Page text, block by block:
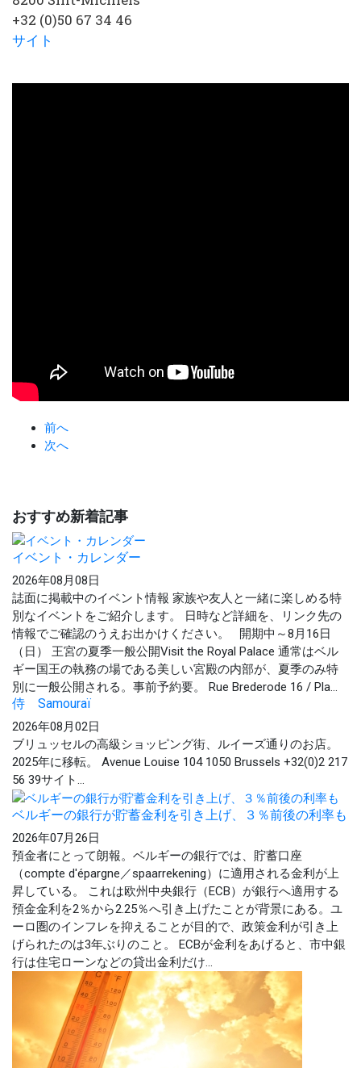
+32 (0)50 67 34 46
サイト
前へ
次へ
おすすめ新着記事
イベント・カレンダー
2026年08月08日
誌面に掲載中のイベント情報 家族や友人と一緒に楽しめる特
別なイベントをご紹介します。 日時など詳細を、リンク先の
情報でご確認のうえお出かけください。 開期中～8月16日
（日） 王宮の夏季一般公開Visit the Royal Palace 通常はベル
ギー国王の執務の場である美しい宮殿の内部が、夏季のみ特
別に一般公開される。事前予約要。 Rue Brederode 16 / Pla...
侍 Samouraï
2026年08月02日
ブリュッセルの高級ショッピング街、ルイーズ通りのお店。
2025年に移転。 Avenue Louise 104 1050 Brussels +32(0)2 217
56 39サイト...
ベルギーの銀行が貯蓄金利を引き上げ、３％前後の利率も
2026年07月26日
預金者にとって朗報。ベルギーの銀行では、貯蓄口座
（compte d'épargne／spaarrekening）に適用される金利が上
昇している。 これは欧州中央銀行（ECB）が銀行へ適用する
預金金利を2％から2.25％へ引き上げたことが背景にある。ユ
ーロ圏のインフレを抑えることが目的で、政策金利が引き上
げられたのは3年ぶりのこと。 ECBが金利をあげると、市中銀
行は住宅ローンなどの貸出金利だけ...